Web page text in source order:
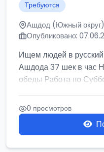
Требуются
Ашдод (Южный округ)
Опубликовано:
Ищем людей в
Ашдода 37 шек в час
обеды Работа по
0 просмотров